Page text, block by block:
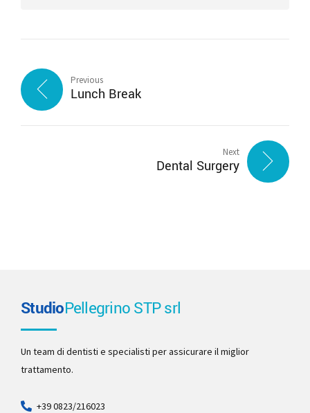
Previous
Lunch Break
Next
Dental Surgery
StudioPellegrino STP srl
Un team di dentisti e specialisti per assicurare il miglior
trattamento.
+39 0823/216023